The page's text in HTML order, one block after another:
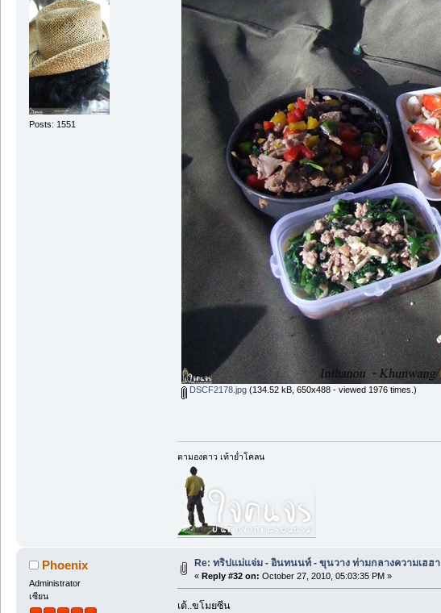
Posts: 1551
DSCF2178.jpg(134.52 kB, 650x488 - viewed 1976 times.)
ตามองดาว เท้าย่ำโคลน
Phoenix
Administrator
เซียน
Re: ทริปแม่แจ่ม - อินทนนท์ - ขุนวาง ท่ามกลางความเฮฮา
« Reply #32 on: October 27, 2010, 05:03:35 PM »
เต้..ขโมยซีน